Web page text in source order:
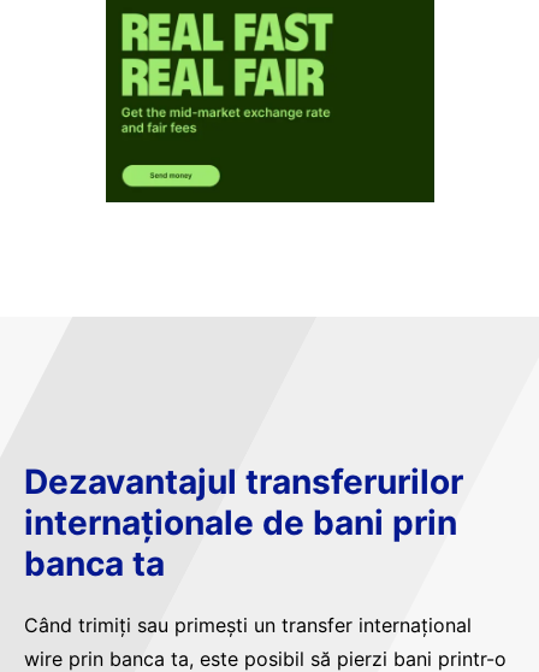
Dezavantajul transferurilor
internaționale de bani prin
banca ta
Când trimiți sau primești un transfer internațional
wire prin banca ta, este posibil să pierzi bani printr-o